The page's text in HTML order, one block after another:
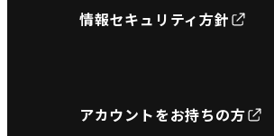
情報セキュリティ方針
アカウントをお持ちの方